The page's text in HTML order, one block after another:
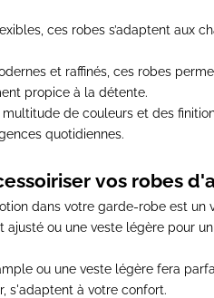
ces robes s’adaptent aux
et raffinés, ces robes
propice à la détente.
multitude de couleurs et des
quotidiennes.
vos robes
dans votre garde-robe est
ou une veste légère pour
ou une veste légère fera
s'adaptent à votre confort.